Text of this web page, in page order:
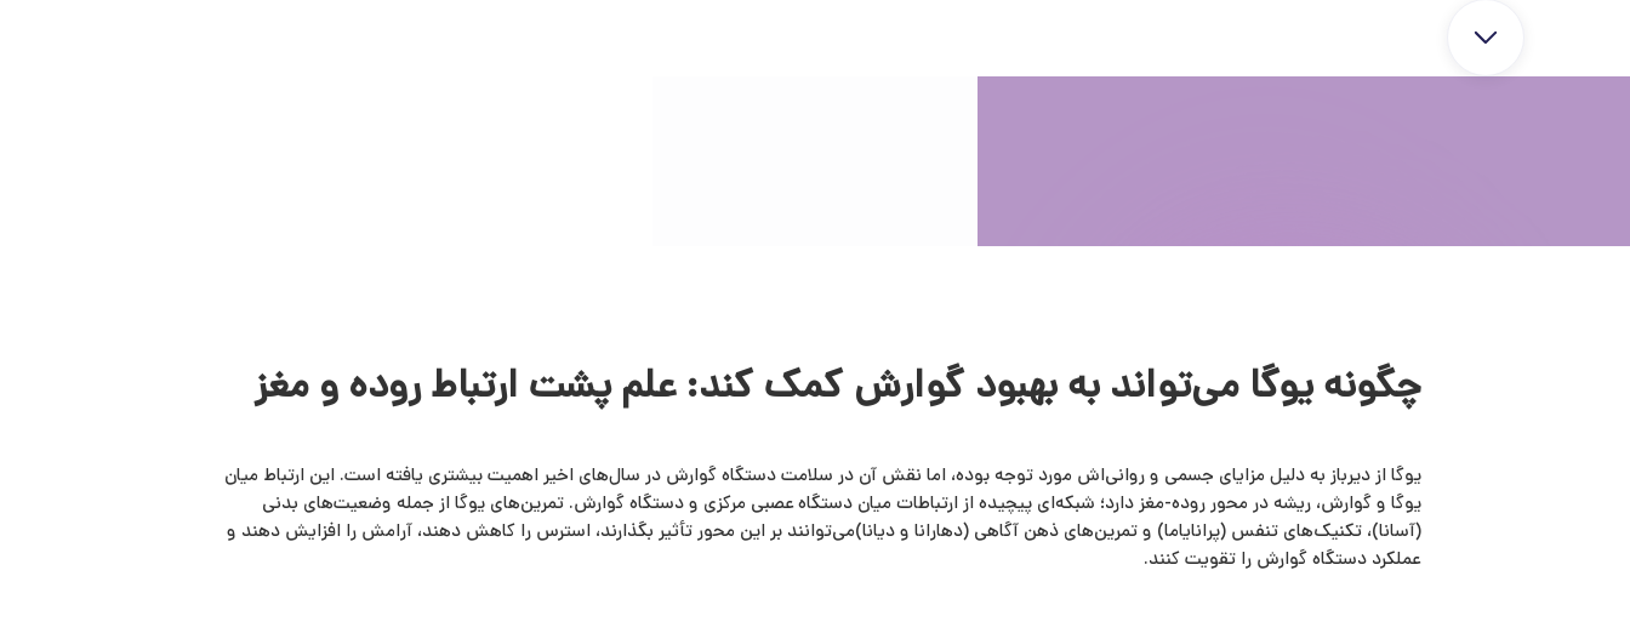
چگونه یوگا می‌تواند به بهبود گوارش کمک کند: علم پشت ارتباط روده و مغز
یوگا از دیرباز به‌ دلیل مزایای جسمی و روانی‌اش مورد توجه بوده، اما نقش آن در سلامت دستگاه گوارش در سال‌های اخیر اهمیت بیشتری یافته است. این ارتباط میان
یوگا و گوارش، ریشه در محور روده-مغز دارد؛ شبکه‌ای پیچیده از ارتباطات میان دستگاه عصبی مرکزی و دستگاه گوارش. تمرین‌های یوگا از جمله وضعیت‌های بدنی
(آسانا)، تکنیک‌های تنفس (پرانایاما) و تمرین‌های ذهن‌ آگاهی (دهارانا و دیانا)می‌توانند بر این محور تأثیر بگذارند، استرس را کاهش دهند، آرامش را افزایش دهند و
عملکرد دستگاه گوارش را تقویت کنند.